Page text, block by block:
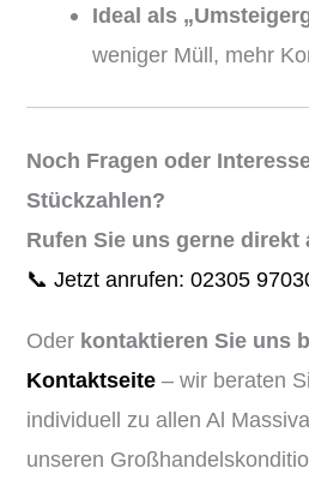
Ideal als
weniger Müll, mehr
Noch Fragen oder
Stückzahlen?
Rufen Sie uns gerne direkt
📞 Jetzt anrufen: 02305
Oder kontaktieren Sie uns
Kontaktseite – wir beraten
individuell zu allen Al
unseren